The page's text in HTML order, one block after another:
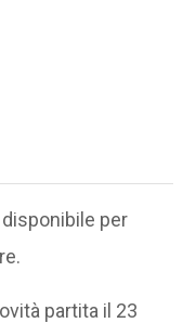
disponibile per
partita il 23